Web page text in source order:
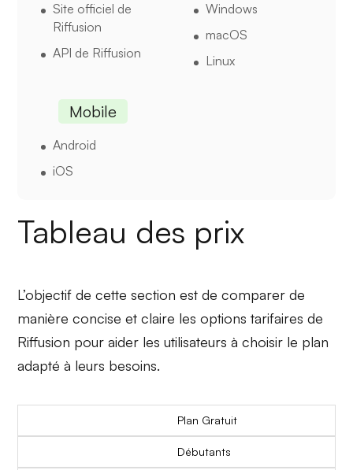
Site officiel de
Riffusion
API de Riffusion
Windows
macOS
Linux
Mobile
Android
iOS
Tableau des prix
L’objectif de cette section est de comparer de
manière concise et claire les options tarifaires de
Riffusion pour aider les utilisateurs à choisir le plan
adapté à leurs besoins.
Plan Gratuit
Débutants